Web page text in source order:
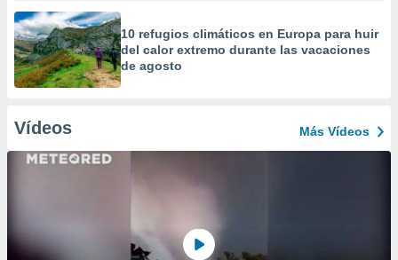
10 refugios climáticos en Europa para huir
del calor extremo durante las vacaciones
de agosto
Vídeos Más Vídeos